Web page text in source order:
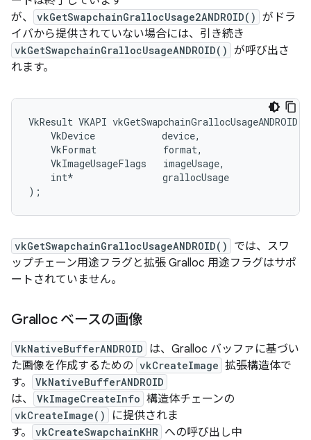
が、
vkGetSwapchainGrallocUsage2ANDROID() がドラ
イバから提供されていない場合には、引き続き
vkGetSwapchainGrallocUsageANDROID() が呼び出さ
れます。
VkResult VKAPI vkGetSwapchainGrallocUsageANDROID(
    VkDevice            device,
    VkFormat            format,
    VkImageUsageFlags   imageUsage,
    int*                grallocUsage
vkGetSwapchainGrallocUsageANDROID()
では、スワ
ップチェーン用途フラグと拡張 Gralloc 用途フラグはサポ
ートされていません。
Gralloc ベースの画像
VkNativeBufferANDROID は、Gralloc バッファに基づい
た画像を作成するための vkCreateImage 拡張構造体で
す。
VkNativeBufferANDROID
は、 VkImageCreateInfo 構造体チェーンの
vkCreateImage()
に提供されま
す。
vkCreateSwapchainKHR への呼び出し中